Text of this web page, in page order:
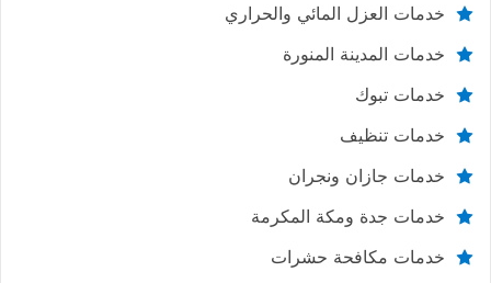
خدمات العزل المائي والحراري
خدمات المدينة المنورة
خدمات تبوك
خدمات تنظيف
خدمات جازان ونجران
خدمات جدة ومكة المكرمة
خدمات مكافحة حشرات